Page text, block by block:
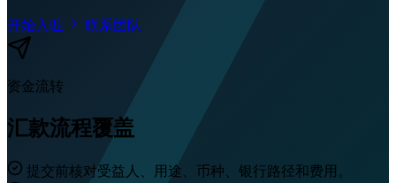
开始入驻 联系团队
资金流转
汇款流程覆盖
提交前核对受益人、用途、币种、银行路径和费用。